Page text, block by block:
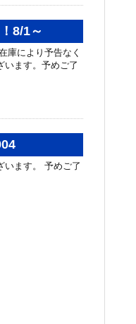
8/1～
庫により予告なく
います。予めご了
います。 予めご了